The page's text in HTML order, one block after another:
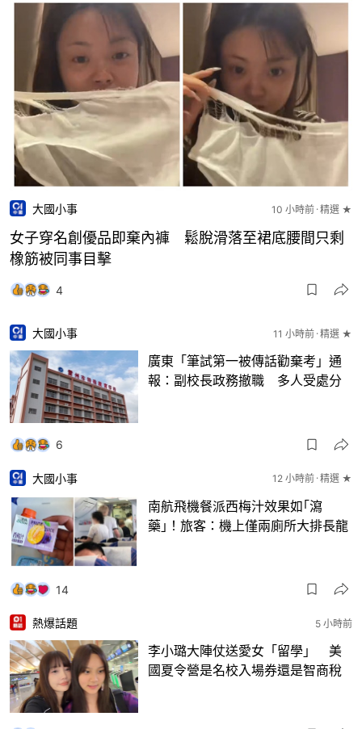
大國小事 10 小時前 精選 ★
女子穿名創優品即棄內褲 鬆脫滑落至裙底腰間只剩
橡筋被同事目擊
4
大國小事 11 小時前 精選 ★
廣東「筆試第一被傳話勸棄考」通
報：副校長政務撤職 多人受處分
6
大國小事 12 小時前 精選 ★
南航飛機餐派西梅汁效果如｢瀉
藥｣！旅客：機上僅兩廁所大排長龍
14
熱爆話題 5 小時前
李小璐大陣仗送愛女「留學」 美
國夏令營是名校入場券還是智商稅